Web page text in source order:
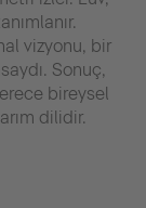
vizyonu, bir
Sonuç,
bireysel
dilidir.